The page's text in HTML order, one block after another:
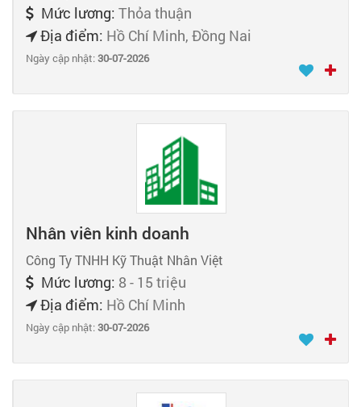
Mức lương: Thỏa thuận
Địa điểm: Hồ Chí Minh, Đồng Nai
Ngày cập nhật:30-07-2026
Nhân viên kinh doanh
Công Ty TNHH Kỹ Thuật Nhân Việt
Mức lương: 8 - 15 triệu
Địa điểm: Hồ Chí Minh
Ngày cập nhật:30-07-2026